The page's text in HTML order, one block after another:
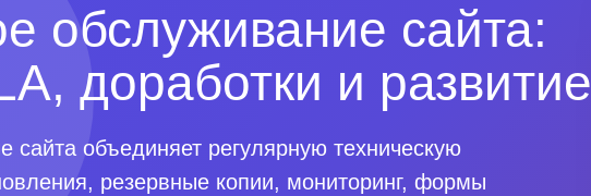
обслуживание сайта:
доработки и развитие
сайта объединяет регулярную техническую
резервные копии, мониторинг, формы